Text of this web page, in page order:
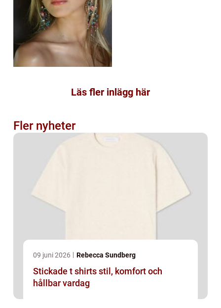
Läs fler inlägg här
Fler nyheter
09 juni 2026 Rebecca Sundberg
Stickade t shirts stil, komfort och
hållbar vardag